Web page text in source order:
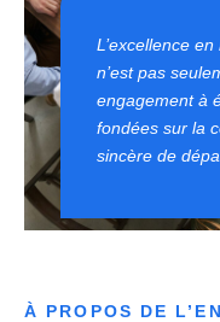
L’excellence
n’est pas
engagement à
fondées sur la
sincère de
À PROPOS DE